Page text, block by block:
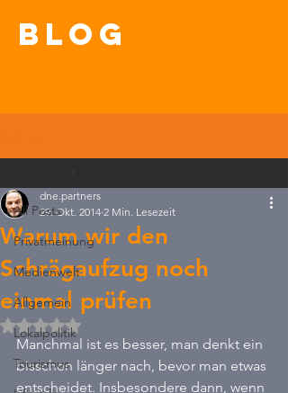
blog
All Posts
Privatmeinung
Medienwelt
Allgemein
Lokalpolitik
Tourismus
Warum wir den
Schrägaufzug noch
einmal prüfen
dne.partners
29. Okt. 2014 2 Min. Lesezeit
Mit NaN von 5 Sternen bewertet.
Manchmal ist es besser, man denkt ein
bisschen länger nach, bevor man etwas
entscheidet. Insbesondere dann, wenn